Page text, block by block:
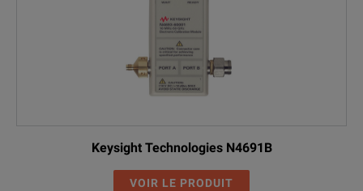
Keysight Technologies N4691B
VOIR LE PRODUIT